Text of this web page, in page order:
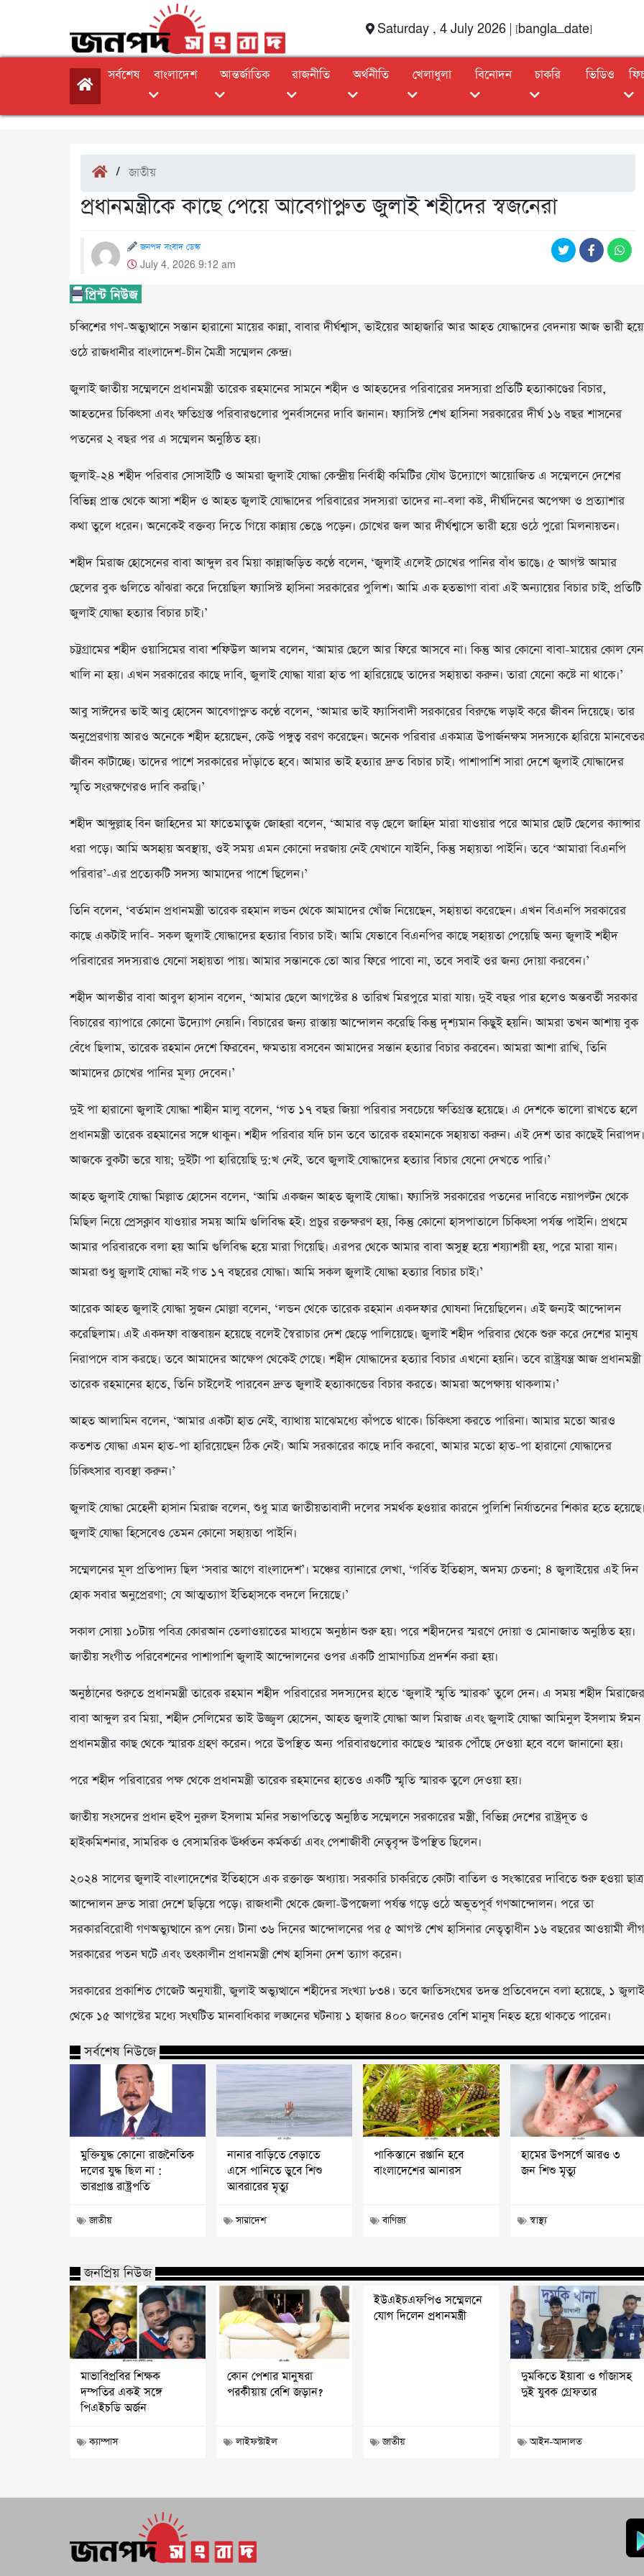
Saturday , 4 July 2026 | [bangla_date]
সর্বশেষ বাংলাদেশ আন্তর্জাতিক রাজনীতি অর্থনীতি খেলাধুলা বিনোদন চাকরি ভিডিও
/জাতীয়
প্রধানমন্ত্রীকে কাছে পেয়ে আবেগাপ্লুত জুলাই শহীদের স্বজনেরা
জনপদ সংবাদ ডেস্ক
July 4, 2026 9:12 am
চব্বিশের গণ-অভ্যুত্থানে সন্তান হারানো মায়ের কান্না, বাবার দীর্ঘশ্বাস, ভাইয়ের আহাজারি আর আহত যোদ্ধাদের বেদনায় আজ ভারী হয়ে
ওঠে রাজধানীর বাংলাদেশ-চীন মৈত্রী সম্মেলন কেন্দ্র।
জুলাই জাতীয় সম্মেলনে প্রধানমন্ত্রী তারেক রহমানের সামনে শহীদ ও আহতদের পরিবারের সদস্যরা প্রতিটি হত্যাকাণ্ডের বিচার,
আহতদের চিকিৎসা এবং ক্ষতিগ্রস্ত পরিবারগুলোর পুনর্বাসনের দাবি জানান। ফ্যাসিস্ট শেখ হাসিনা সরকারের দীর্ঘ ১৬ বছর শাসনের
পতনের ২ বছর পর এ সম্মেলন অনুষ্ঠিত হয়।
জুলাই-২৪ শহীদ পরিবার সোসাইটি ও আমরা জুলাই যোদ্ধা কেন্দ্রীয় নির্বাহী কমিটির যৌথ উদ্যোগে আয়োজিত এ সম্মেলনে দেশের
বিভিন্ন প্রান্ত থেকে আসা শহীদ ও আহত জুলাই যোদ্ধাদের পরিবারের সদস্যরা তাদের না-বলা কষ্ট, দীর্ঘদিনের অপেক্ষা ও প্রত্যাশার
কথা তুলে ধরেন। অনেকেই বক্তব্য দিতে গিয়ে কান্নায় ভেঙে পড়েন। চোখের জল আর দীর্ঘশ্বাসে ভারী হয়ে ওঠে পুরো মিলনায়তন।
শহীদ মিরাজ হোসেনের বাবা আব্দুল রব মিয়া কান্নাজড়িত কণ্ঠে বলেন, ‘জুলাই এলেই চোখের পানির বাঁধ ভাঙে। ৫ আগস্ট আমার
ছেলের বুক গুলিতে ঝাঁঝরা করে দিয়েছিল ফ্যাসিস্ট হাসিনা সরকারের পুলিশ। আমি এক হতভাগা বাবা এই অন্যায়ের বিচার চাই, প্রতিটি
জুলাই যোদ্ধা হত্যার বিচার চাই।’
চট্টগ্রামের শহীদ ওয়াসিমের বাবা শফিউল আলম বলেন, ‘আমার ছেলে আর ফিরে আসবে না। কিন্তু আর কোনো বাবা-মায়ের কোল যেন
খালি না হয়। এখন সরকারের কাছে দাবি, জুলাই যোদ্ধা যারা হাত পা হারিয়েছে তাদের সহায়তা করুন। তারা যেনো কষ্টে না থাকে।’
আবু সাঈদের ভাই আবু হোসেন আবেগাপ্লুত কণ্ঠে বলেন, ‘আমার ভাই ফ্যাসিবাদী সরকারের বিরুদ্ধে লড়াই করে জীবন দিয়েছে। তার
অনুপ্রেরণায় আরও অনেকে শহীদ হয়েছেন, কেউ পঙ্গুত্ব বরণ করেছেন। অনেক পরিবার একমাত্র উপার্জনক্ষম সদস্যকে হারিয়ে
জীবন কাটাচ্ছে। তাদের পাশে সরকারের দাঁড়াতে হবে। আমার ভাই হত্যার দ্রুত বিচার চাই। পাশাপাশি সারা দেশে জুলাই যোদ্ধাদের
স্মৃতি সংরক্ষণেরও দাবি করছি।’
শহীদ আব্দুল্লাহ বিন জাহিদের মা ফাতেমাতুজ জোহরা বলেন, ‘আমার বড় ছেলে জাহিদ মারা যাওয়ার পরে আমার ছোট ছেলের ক্যান্সার
ধরা পড়ে। আমি অসহায় অবস্থায়, ওই সময় এমন কোনো দরজায় নেই যেখানে যাইনি, কিন্তু সহায়তা পাইনি। তবে ‘আমারা বিএনপি
পরিবার’-এর প্রত্যেকটি সদস্য আমাদের পাশে ছিলেন।’
তিনি বলেন, ‘বর্তমান প্রধানমন্ত্রী তারেক রহমান লন্ডন থেকে আমাদের খোঁজ নিয়েছেন, সহায়তা করেছেন। এখন বিএনপি সরকারের
কাছে একটাই দাবি- সকল জুলাই যোদ্ধাদের হত্যার বিচার চাই। আমি যেভাবে বিএনপির কাছে সহায়তা পেয়েছি অন্য জুলাই শহীদ
পরিবারের সদস্যরাও যেনো সহায়তা পায়। আমার সন্তানকে তো আর ফিরে পাবো না, তবে সবাই ওর জন্য দোয়া করবেন।’
শহীদ আলভীর বাবা আবুল হাসান বলেন, ‘আমার ছেলে আগস্টের ৪ তারিখ মিরপুরে মারা যায়। দুই বছর পার হলেও অন্তবর্তী সরকার
বিচারের ব্যাপারে কোনো উদ্যোগ নেয়নি। বিচারের জন্য রাস্তায় আন্দোলন করেছি কিন্তু দৃশ্যমান কিছুই হয়নি। আমরা তখন আশায় বুক
বেঁধে ছিলাম, তারেক রহমান দেশে ফিরবেন, ক্ষমতায় বসবেন আমাদের সন্তান হত্যার বিচার করবেন। আমরা আশা রাখি, তিনি
আমাদের চোখের পানির মূল্য দেবেন।’
দুই পা হারানো জুলাই যোদ্ধা শাহীন মালু বলেন, ‘গত ১৭ বছর জিয়া পরিবার সবচেয়ে ক্ষতিগ্রস্ত হয়েছে। এ দেশকে ভালো রাখতে হলে
প্রধানমন্ত্রী তারেক রহমানের সঙ্গে থাকুন। শহীদ পরিবার যদি চান তবে তারেক রহমানকে সহায়তা করুন। এই দেশ তার কাছেই নিরাপদ।
আজকে বুকটা ভরে যায়; দুইটা পা হারিয়েছি দু:খ নেই, তবে জুলাই যোদ্ধাদের হত্যার বিচার যেনো দেখতে পারি।’
আহত জুলাই যোদ্ধা মিল্লাত হোসেন বলেন, ‘আমি একজন আহত জুলাই যোদ্ধা। ফ্যাসিস্ট সরকারের পতনের দাবিতে নয়াপল্টন থেকে
মিছিল নিয়ে প্রেসক্লাব যাওয়ার সময় আমি গুলিবিদ্ধ হই। প্রচুর রক্তক্ষরণ হয়, কিন্তু কোনো হাসপাতালে চিকিৎসা পর্যন্ত পাইনি। প্রথমে
আমার পরিবারকে বলা হয় আমি গুলিবিদ্ধ হয়ে মারা গিয়েছি। এরপর থেকে আমার বাবা অসুস্থ হয়ে শয্যাশয়ী হয়, পরে মারা যান।
আমরা শুধু জুলাই যোদ্ধা নই গত ১৭ বছরের যোদ্ধা। আমি সকল জুলাই যোদ্ধা হত্যার বিচার চাই।’
আরেক আহত জুলাই যোদ্ধা সুজন মোল্লা বলেন, ‘লন্ডন থেকে তারেক রহমান একদফার ঘোষনা দিয়েছিলেন। এই জন্যই আন্দোলন
করেছিলাম। এই একদফা বাস্তবায়ন হয়েছে বলেই স্বৈরাচার দেশ ছেড়ে পালিয়েছে। জুলাই শহীদ পরিবার থেকে শুরু করে দেশের মানুষ
নিরাপদে বাস করছে। তবে আমাদের আক্ষেপ থেকেই গেছে। শহীদ যোদ্ধাদের হত্যার বিচার এখনো হয়নি। তবে রাষ্ট্রযন্ত্র আজ প্রধানমন্ত্রী
তারেক রহমানের হাতে, তিনি চাইলেই পারবেন দ্রুত জুলাই হত্যাকান্ডের বিচার করতে। আমরা অপেক্ষায় থাকলাম।’
আহত আলামিন বলেন, ‘আমার একটা হাত নেই, ব্যাথায় মাঝেমধ্যে কাঁপতে থাকে। চিকিৎসা করতে পারিনা। আমার মতো আরও
কতশত যোদ্ধা এমন হাত-পা হারিয়েছেন ঠিক নেই। আমি সরকারের কাছে দাবি করবো, আমার মতো হাত-পা হারানো যোদ্ধাদের
চিকিৎসার ব্যবস্থা করুন।’
জুলাই যোদ্ধা মেহেদী হাসান মিরাজ বলেন, শুধু মাত্র জাতীয়তাবাদী দলের সমর্থক হওয়ার কারনে পুলিশি নির্যাতনের শিকার হতে
জুলাই যোদ্ধা হিসেবেও তেমন কোনো সহায়তা পাইনি।
সম্মেলনের মূল প্রতিপাদ্য ছিল ‘সবার আগে বাংলাদেশ’। মঞ্চের ব্যানারে লেখা, ‘গর্বিত ইতিহাস, অদম্য চেতনা; ৪ জুলাইয়ের এই দিন
হোক সবার অনুপ্রেরণা; যে আত্মত্যাগ ইতিহাসকে বদলে দিয়েছে।’
সকাল সোয়া ১০টায় পবিত্র কোরআন তেলাওয়াতের মাধ্যমে অনুষ্ঠান শুরু হয়। পরে শহীদদের স্মরণে দোয়া ও মোনাজাত অনুষ্ঠিত হয়।
জাতীয় সংগীত পরিবেশনের পাশাপাশি জুলাই আন্দোলনের ওপর একটি প্রামাণ্যচিত্র প্রদর্শন করা হয়।
অনুষ্ঠানের শুরুতে প্রধানমন্ত্রী তারেক রহমান শহীদ পরিবারের সদস্যদের হাতে ‘জুলাই স্মৃতি স্মারক’ তুলে দেন। এ সময় শহীদ মিরাজের
বাবা আব্দুল রব মিয়া, শহীদ সেলিমের ভাই উজ্জ্বল হোসেন, আহত জুলাই যোদ্ধা আল মিরাজ এবং জুলাই যোদ্ধা আমিনুল ইসলাম ঈমন
প্রধানমন্ত্রীর কাছ থেকে স্মারক গ্রহণ করেন। পরে উপস্থিত অন্য পরিবারগুলোর কাছেও স্মারক পৌঁছে দেওয়া হবে বলে জানানো হয়।
পরে শহীদ পরিবারের পক্ষ থেকে প্রধানমন্ত্রী তারেক রহমানের হাতেও একটি স্মৃতি স্মারক তুলে দেওয়া হয়।
জাতীয় সংসদের প্রধান হুইপ নুরুল ইসলাম মনির সভাপতিত্বে অনুষ্ঠিত সম্মেলনে সরকারের মন্ত্রী, বিভিন্ন দেশের রাষ্ট্রদূত ও
হাইকমিশনার, সামরিক ও বেসামরিক ঊর্ধ্বতন কর্মকর্তা এবং পেশাজীবী নেতৃবৃন্দ উপস্থিত ছিলেন।
২০২৪ সালের জুলাই বাংলাদেশের ইতিহাসে এক রক্তাক্ত অধ্যায়। সরকারি চাকরিতে কোটা বাতিল ও সংস্কারের দাবিতে শুরু হওয়া ছাত্র
আন্দোলন দ্রুত সারা দেশে ছড়িয়ে পড়ে। রাজধানী থেকে জেলা-উপজেলা পর্যন্ত গড়ে ওঠে অভূতপূর্ব গণআন্দোলন। পরে তা
সরকারবিরোধী গণঅভ্যুত্থানে রূপ নেয়। টানা ৩৬ দিনের আন্দোলনের পর ৫ আগস্ট শেখ হাসিনার নেতৃত্বাধীন ১৬ বছরের আওয়ামী লীগ
সরকারের পতন ঘটে এবং তৎকালীন প্রধানমন্ত্রী শেখ হাসিনা দেশ ত্যাগ করেন।
সরকারের প্রকাশিত গেজেট অনুযায়ী, জুলাই অভ্যুত্থানে শহীদের সংখ্যা ৮৩৪। তবে জাতিসংঘের তদন্ত প্রতিবেদনে বলা হয়েছে, ১ জুলাই
থেকে ১৫ আগস্টের মধ্যে সংঘটিত মানবাধিকার লঙ্ঘনের ঘটনায় ১ হাজার ৪০০ জনেরও বেশি মানুষ নিহত হয়ে থাকতে পারেন।
সর্বশেষ নিউজে
মুক্তিযুদ্ধ কোনো রাজনৈতিক
দলের যুদ্ধ ছিল না :
ভারপ্রাপ্ত রাষ্ট্রপতি
জাতীয়
নানার বাড়িতে বেড়াতে
এসে পানিতে ডুবে শিশু
আবরারের মৃত্যু
সারাদেশ
পাকিস্তানে রপ্তানি হবে
বাংলাদেশের আনারস
বাণিজ্য
হামের উপসর্গে আরও ৩
জন শিশু মৃত্যু
স্বাস্থ্য
জনপ্রিয় নিউজ
মাভাবিপ্রবির শিক্ষক
দম্পতির একই সঙ্গে
পিএইচডি অর্জন
ক্যাম্পাস
কোন পেশার মানুষরা
পরকীয়ায় বেশি জড়ান?
লাইফস্টাইল
ইউএইচএফপিও সম্মেলনে
যোগ দিলেন প্রধানমন্ত্রী
জাতীয়
দুমকিতে ইয়াবা ও গাঁজাসহ
দুই যুবক গ্রেফতার
আইন-আদালত